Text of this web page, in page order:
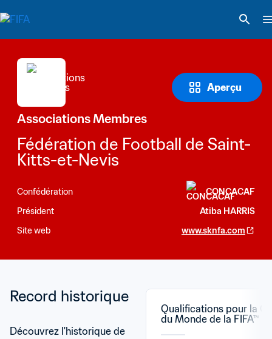
Aperçu
Associations Membres
Fédération de Football de Saint-
Kitts-et-Nevis
Confédération
CONCACAF
Président
Atiba HARRIS
Site web
www.sknfa.com
Record historique
Découvrez l'historique de
Qualifications pour la
du Monde de la FIFA™